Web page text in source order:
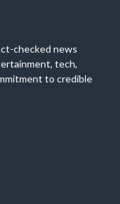
checked news
tech,
to credible